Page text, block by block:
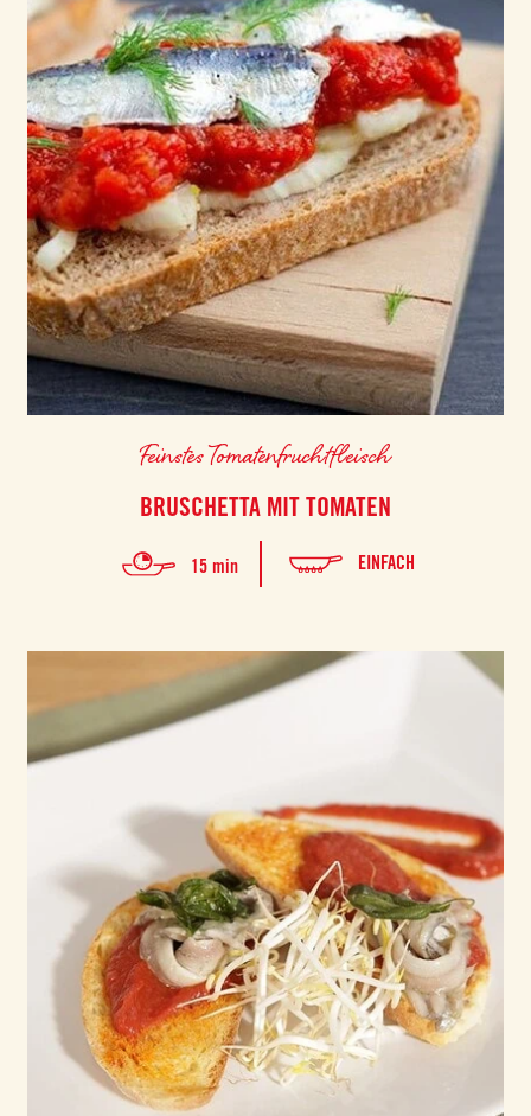
Feinstes Tomatenfruchtfleisch
BRUSCHETTA MIT TOMATEN
15 min EINFACH